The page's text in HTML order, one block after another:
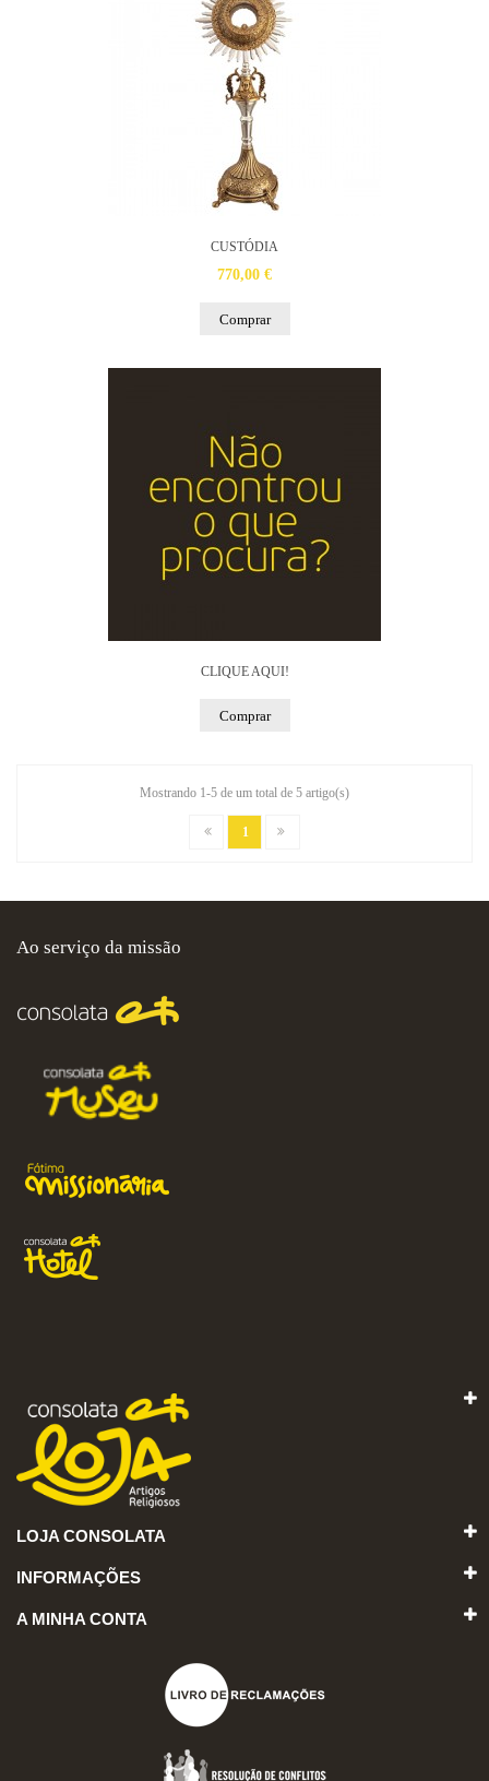
CUSTÓDIA
770,00 €
Comprar
CLIQUE AQUI!
Comprar
Mostrando 1-5 de um total de 5 artigo(s)
1
Ao serviço da missão
LOJA CONSOLATA
INFORMAÇÕES
A MINHA CONTA